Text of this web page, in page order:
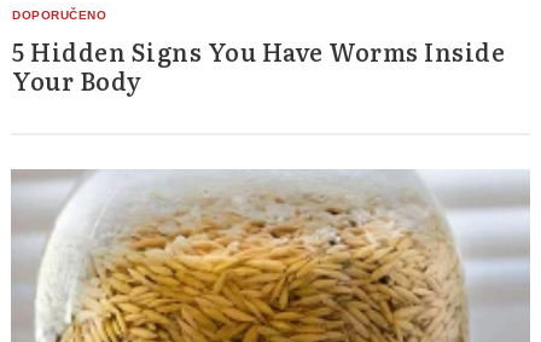
5 Hidden Signs You Have Worms Inside
Your Body